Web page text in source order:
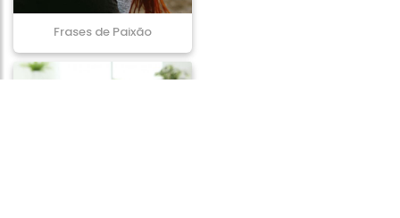
Frases de Paixão